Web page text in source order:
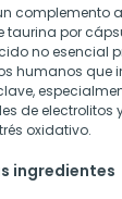
un complemento
taurina por
no esencial
humanos que
de electrolitos
oxidativo.
ingredientes